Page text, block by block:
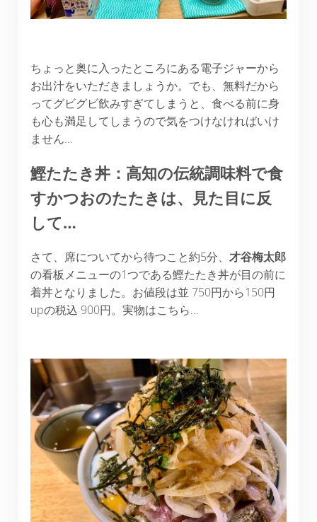
ちょっと奥に入ったところにある電子ジャーから
お出汁をいただきましょうか。でも、無料だから
ってグビグビ飲みすぎてしまうと、食べる前に身
も心も満足してしまうので気をつけなければいけ
ません…
鰹たたき丼：高知の伝統調味料で食
すかつおのたたきは、見た目に反
して…
さて、席についてから待つこと約5分、 才谷梅太郎
の看板メニューの1つである鰹たたき丼が目の前に
着丼となりました。お値段は並 750円から150円
upの税込 900円。実物はこちら…